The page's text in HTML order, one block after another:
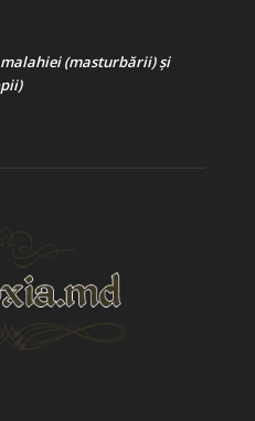
(masturbării) şi